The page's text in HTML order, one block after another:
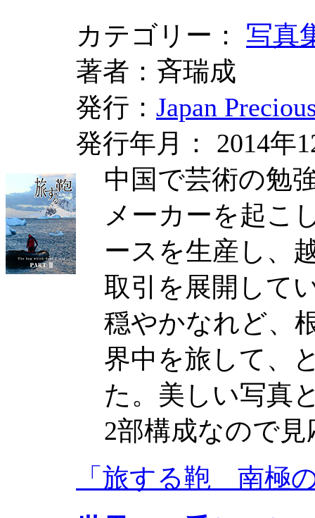
カテゴリー： 写真
著者：斉瑞成
発行： Japan
発行年月： 2014年
中国で芸術の勉
メーカーを起こ
ースを生産し、
取引を展開して
穏やかなれど、
界中を旅して、
た。美しい写真
2部構成なので
「旅する鞄 南極